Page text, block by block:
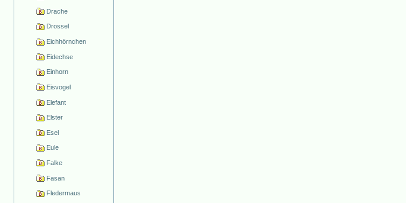
Drache
Drossel
Eichhörnchen
Eidechse
Einhorn
Eisvogel
Elefant
Elster
Esel
Eule
Falke
Fasan
Fledermaus